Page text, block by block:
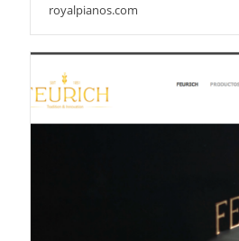
royalpianos.com